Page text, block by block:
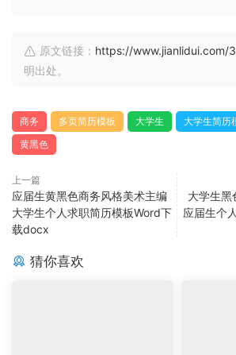
原文链接： https://www.jianlidui.com/
明出处。
商务 多页简历模板 大学生 大学生简历
黄黑色
上一篇
应届生黄黑色商务风格美术主编
大学生个人求职简历模板Word下
载docx
大学生黑
应届生个
猜你喜欢